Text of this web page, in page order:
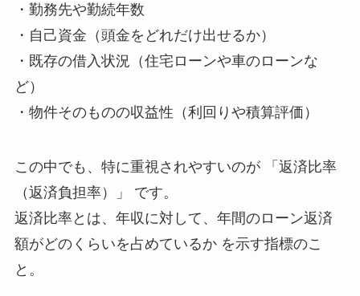
・勤務先や勤続年数
・自己資金（頭金をどれだけ出せるか）
・既存の借入状況（住宅ローンや車のローンな
ど）
・物件そのものの収益性（利回りや積算評価）
この中でも、特に重視されやすいのが 「返済比率
（返済負担率）」 です。
返済比率とは、年収に対して、年間のローン返済
額がどのくらいを占めているか を示す指標のこ
と。